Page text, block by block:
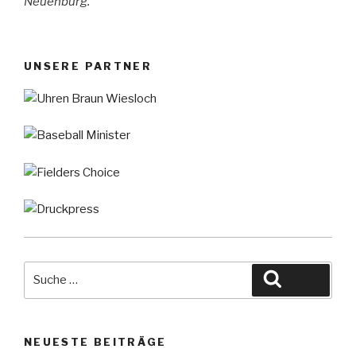
UNSERE PARTNER
NEUESTE BEITRÄGE